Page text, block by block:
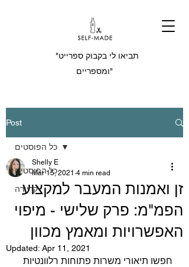
"תביאו לי בקבוק ספרייט
ומספריים"
Post
כל הפוסטים
קריירה
כל הפוסטים
זן ואמנות המעבר למקצוע
הפמ"מ: פרק שלישי - מיפוי
האפשרויות ומאמץ מכוון
Shelly E
Mar 15, 2021 4 min read
Updated: Apr 11, 2021
חפשו תיאורי משרות פתוחות רלוונטיות